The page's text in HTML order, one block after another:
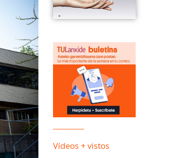
Vídeos + vistos